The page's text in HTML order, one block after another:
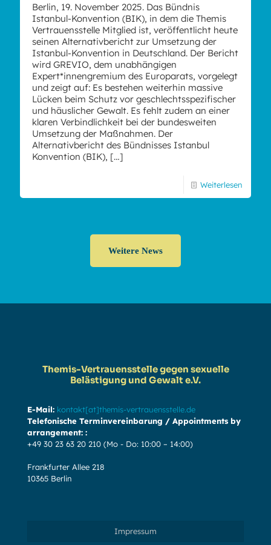
Berlin, 19. November 2025. Das Bündnis
Istanbul-Konvention (BIK), in dem die Themis
Vertrauensstelle Mitglied ist, veröffentlicht heute
seinen Alternativbericht zur Umsetzung der
Istanbul-Konvention in Deutschland. Der Bericht
wird GREVIO, dem unabhängigen
Expert*innengremium des Europarats, vorgelegt
und zeigt auf: Es bestehen weiterhin massive
Lücken beim Schutz vor geschlechtsspezifischer
und häuslicher Gewalt. Es fehlt zudem an einer
klaren Verbindlichkeit bei der bundesweiten
Umsetzung der Maßnahmen. Der
Alternativbericht des Bündnisses Istanbul
Konvention (BIK), […]
Weiterlesen
Weitere News
Themis-Vertrauensstelle gegen sexuelle
Belästigung und Gewalt e.V.
E-Mail: kontakt[at]themis-vertrauensstelle.de
Telefonische Terminvereinbarung / Appointments by
arrangement: :
+49 30 23 63 20 210 (Mo - Do: 10:00 – 14:00)
Frankfurter Allee 218
10365 Berlin
Impressum